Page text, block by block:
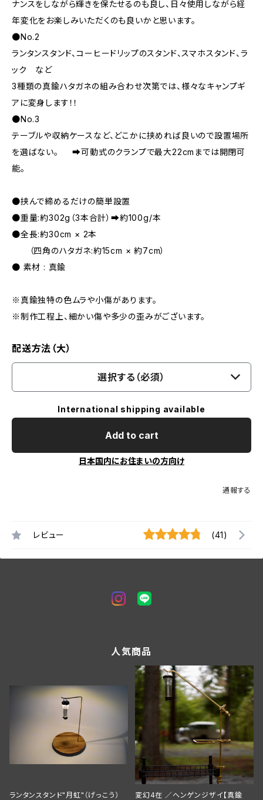
ナンスをしながら輝きを保たせるのも良し、日々使用しながら経
年変化をお楽しみいただくのも良いかと思います。
●No.2
ランタンスタンド、コーヒードリップのスタンド、スマホスタンド、ラ
ック など
3種類の真鍮ハタガネの組み合わせ次第では、様々なキャンプギ
アに変身します！！
●No.3
テーブルや収納ケースなど、どこかに挟めれば良いので設置場所
を選ばない。 ➡︎可動式のクランプで最大22cmまでは開閉可
能。
●挟んで締めるだけの簡単設置
●重量:約302g（3本合計）➡︎約100g/本
●全長:約30cm × 2本
（四角のハタガネ:約15cm × 約7cm）
● 素材 : 真鍮
※真鍮独特の色ムラや小傷があります。
※制作工程上、細かい傷や多少の歪みがございます。
配送方法（大）
選択する（必須）
International shipping available
Add to cart
日本国内にお住まいの方向け
通報する
レビュー (41)
人気商品
ランタンスタンド"月虹"（げっこう）
変幻4在 ／ヘンゲンジザイ【真鍮